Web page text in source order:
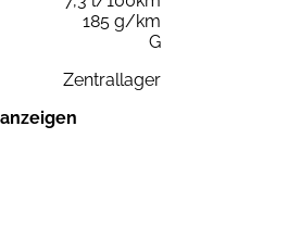
185 g/km
G
Zentrallager